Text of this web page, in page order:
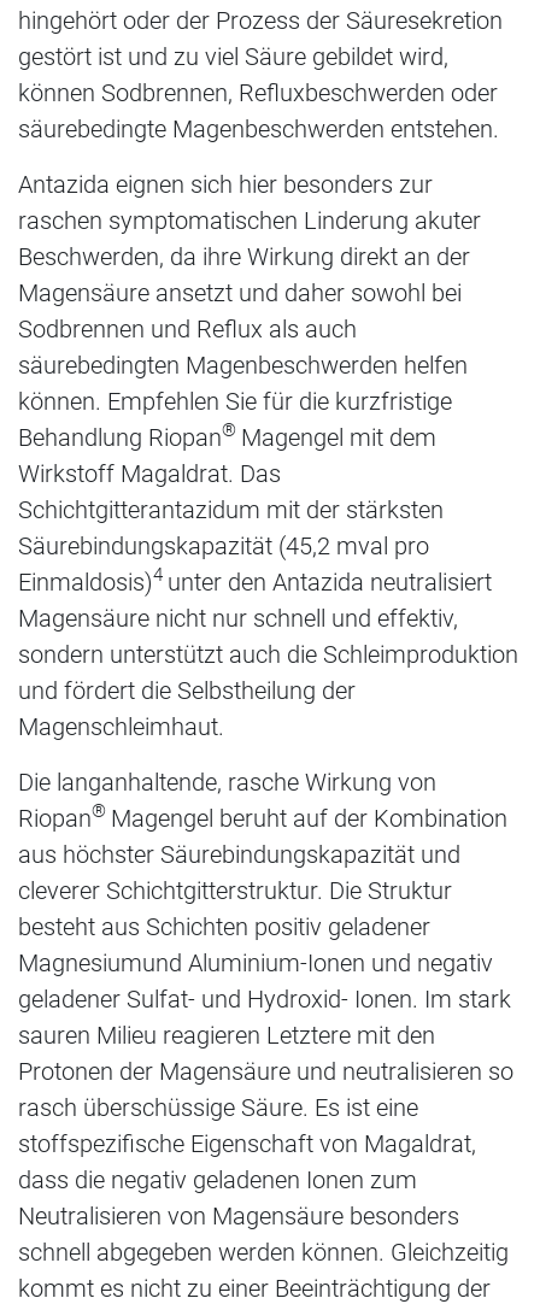
hingehört oder der Prozess der Säuresekretion
gestört ist und zu viel Säure gebildet wird,
können Sodbrennen, Refluxbeschwerden oder
säurebedingte Magenbeschwerden entstehen.
Antazida eignen sich hier besonders zur
raschen symptomatischen Linderung akuter
Beschwerden, da ihre Wirkung direkt an der
Magensäure ansetzt und daher sowohl bei
Sodbrennen und Reflux als auch
säurebedingten Magenbeschwerden helfen
können. Empfehlen Sie für die kurzfristige
Behandlung Riopan® Magengel mit dem
Wirkstoff Magaldrat. Das
Schichtgitterantazidum mit der stärksten
Säurebindungskapazität (45,2 mval pro
Einmaldosis)4 unter den Antazida neutralisiert
Magensäure nicht nur schnell und effektiv,
sondern unterstützt auch die Schleimproduktion
und fördert die Selbstheilung der
Magenschleimhaut.
Die langanhaltende, rasche Wirkung von
Riopan® Magengel beruht auf der Kombination
aus höchster Säurebindungskapazität und
cleverer Schichtgitterstruktur. Die Struktur
besteht aus Schichten positiv geladener
Magnesiumund Aluminium-Ionen und negativ
geladener Sulfat- und Hydroxid- Ionen. Im stark
sauren Milieu reagieren Letztere mit den
Protonen der Magensäure und neutralisieren so
rasch überschüssige Säure. Es ist eine
stoffspezifische Eigenschaft von Magaldrat,
dass die negativ geladenen Ionen zum
Neutralisieren von Magensäure besonders
schnell abgegeben werden können. Gleichzeitig
kommt es nicht zu einer Beeinträchtigung der